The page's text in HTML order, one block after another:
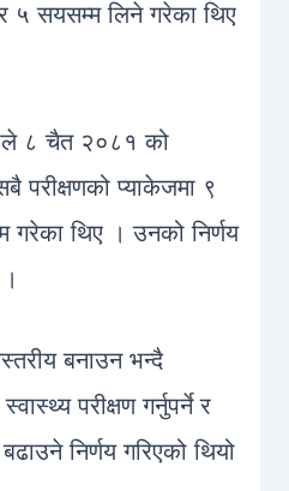
५ सयसम्म लिने गरेका थिए
८ चैत २०८१ को
परीक्षणको प्याकेजमा ९
थिए । उनको निर्णय
बनाउन भन्दै
परीक्षण गर्नुपर्ने र
निर्णय गरिएको थियो